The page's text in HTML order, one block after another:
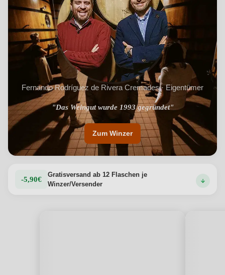
Fernando Rodríguez de Rivera Cremades · Eigentümer
"Das Weingut wurde 1993 gegründet"
Zum Winzer
-5,90€
Gratisversand ab 12 Flaschen je
Winzer/Versender